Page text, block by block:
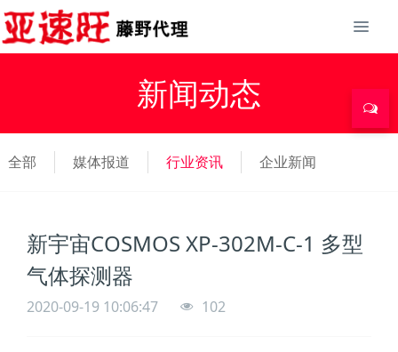
新闻动态
全部 媒体报道 行业资讯 企业新闻
新宇宙COSMOS XP-302M-C-1 多型
气体探测器
2020-09-19 10:06:47 102